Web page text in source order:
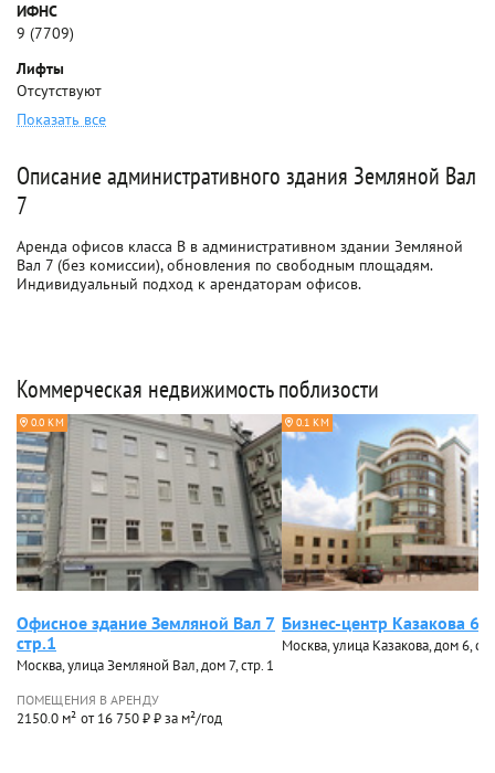
ИФНС
9 (7709)
Лифты
Отсутствуют
Показать все
Описание административного здания Земляной Вал
7
Аренда офисов класса B в административном здании Земляной
Вал 7 (без комиссии), обновления по свободным площадям.
Индивидуальный подход к арендаторам офисов.
Коммерческая недвижимость поблизости
0.0 КМ
Офисное здание Земляной Вал 7
стр.1
Москва, улица Земляной Вал, дом 7, стр. 1
ПОМЕЩЕНИЯ В АРЕНДУ
2150.0 м² от 16 750 ₽ ₽ за м²/год
0.1 КМ
Бизнес-центр Казакова 6
Москва, улица Казакова, дом 6,